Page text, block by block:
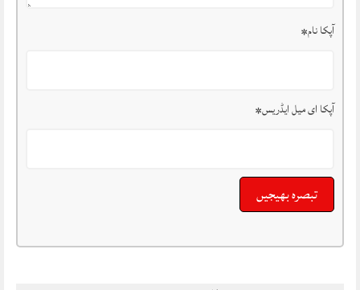
آپکا نام*
آپکا ای میل ایڈریس*